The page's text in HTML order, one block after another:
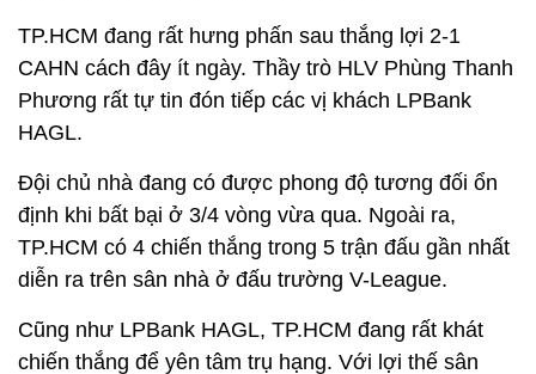
TP.HCM đang rất hưng phấn sau thắng lợi 2-1
CAHN cách đây ít ngày. Thầy trò HLV Phùng Thanh
Phương rất tự tin đón tiếp các vị khách LPBank
HAGL.
Đội chủ nhà đang có được phong độ tương đối ổn
định khi bất bại ở 3/4 vòng vừa qua. Ngoài ra,
TP.HCM có 4 chiến thắng trong 5 trận đấu gần nhất
diễn ra trên sân nhà ở đấu trường V-League.
Cũng như LPBank HAGL, TP.HCM đang rất khát
chiến thắng để yên tâm trụ hạng. Với lợi thế sân